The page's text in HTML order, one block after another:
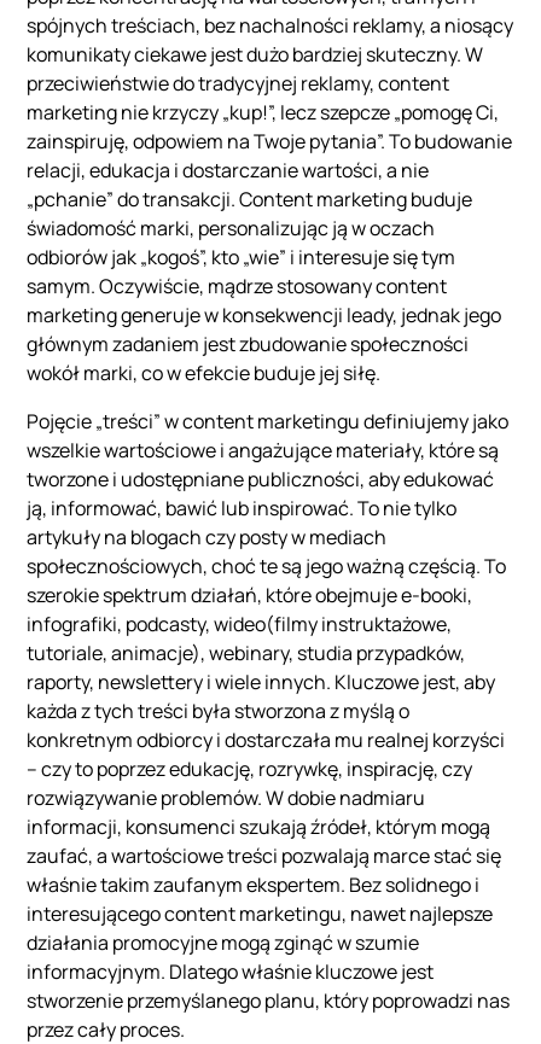
spójnych treściach, bez nachalności reklamy, a niosący
komunikaty ciekawe jest dużo bardziej skuteczny. W
przeciwieństwie do tradycyjnej reklamy, content
marketing nie krzyczy „kup!”, lecz szepcze „pomogę Ci,
zainspiruję, odpowiem na Twoje pytania”. To budowanie
relacji, edukacja i dostarczanie wartości, a nie
„pchanie” do transakcji. Content marketing buduje
świadomość marki, personalizując ją w oczach
odbiorów jak „kogoś”, kto „wie” i interesuje się tym
samym. Oczywiście, mądrze stosowany content
marketing generuje w konsekwencji leady, jednak jego
głównym zadaniem jest zbudowanie społeczności
wokół marki, co w efekcie buduje jej siłę.
Pojęcie „treści” w content marketingu definiujemy jako
wszelkie wartościowe i angażujące materiały, które są
tworzone i udostępniane publiczności, aby edukować
ją, informować, bawić lub inspirować. To nie tylko
artykuły na blogach czy posty w mediach
społecznościowych, choć te są jego ważną częścią. To
szerokie spektrum działań, które obejmuje e-booki,
infografiki, podcasty, wideo(filmy instruktażowe,
tutoriale, animacje), webinary, studia przypadków,
raporty, newslettery i wiele innych. Kluczowe jest, aby
każda z tych treści była stworzona z myślą o
konkretnym odbiorcy i dostarczała mu realnej korzyści
– czy to poprzez edukację, rozrywkę, inspirację, czy
rozwiązywanie problemów. W dobie nadmiaru
informacji, konsumenci szukają źródeł, którym mogą
zaufać, a wartościowe treści pozwalają marce stać się
właśnie takim zaufanym ekspertem. Bez solidnego i
interesującego content marketingu, nawet najlepsze
działania promocyjne mogą zginąć w szumie
informacyjnym. Dlatego właśnie kluczowe jest
stworzenie przemyślanego planu, który poprowadzi nas
przez cały proces.